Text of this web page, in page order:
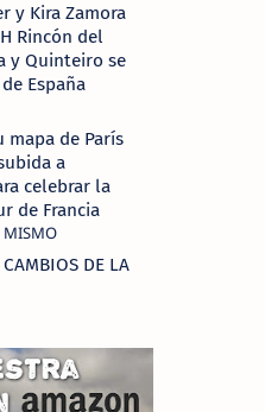
y Kira Zamora
Rincón del
y Quinteiro se
España
mapa de París
a
celebrar la
de Francia
CAMBIOS DE LA